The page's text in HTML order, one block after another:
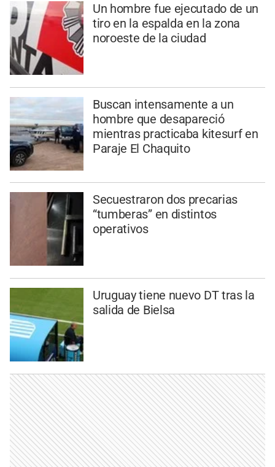
Un hombre fue ejecutado de un
tiro en la espalda en la zona
noroeste de la ciudad
Buscan intensamente a un
hombre que desapareció
mientras practicaba kitesurf en
Paraje El Chaquito
Secuestraron dos precarias
“tumberas” en distintos
operativos
Uruguay tiene nuevo DT tras la
salida de Bielsa